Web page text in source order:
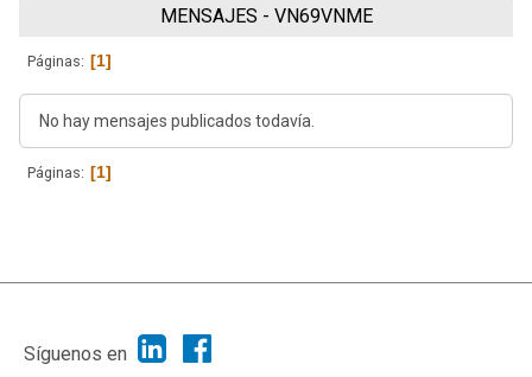
MENSAJES - VN69VNME
Páginas 1
No hay mensajes publicados todavía.
Páginas 1
|
Síguenos en